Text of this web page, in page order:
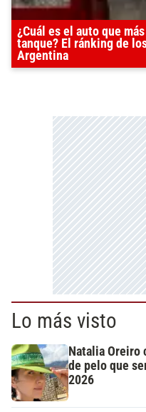
¿Cuál es el auto que
tanque? El ránking de
Argentina
Lo más visto
Natalia Oreiro
de pelo que
2026